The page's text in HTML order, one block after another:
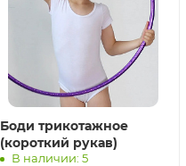
Боди трикотажное
(короткий рукав)
В наличии: 5